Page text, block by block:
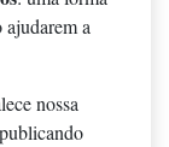
ajudarem a
nossa